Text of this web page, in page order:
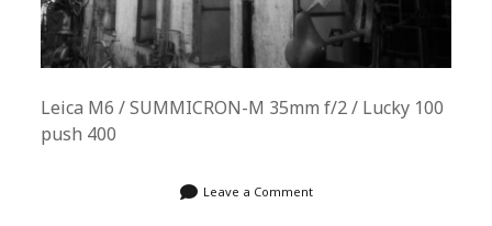
Leica M6 / SUMMICRON-M 35mm f/2 / Lucky 100
push 400
Leave a Comment